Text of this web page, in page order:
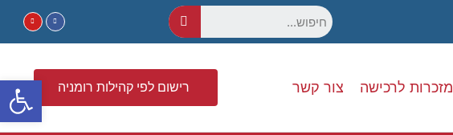
מזכרות לרכישה צור קשר רישום לפי קהילות רומניה פתח סרגל נגישות